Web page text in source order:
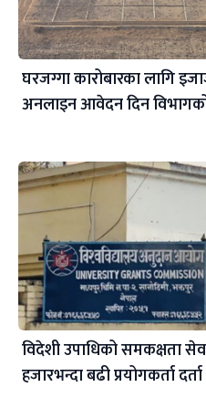
घरजग्गा कारोबारका लागि
अनलाइन आवेदन दिन
विदेशी उपाधिको समकक्षता
हजारभन्दा बढी प्रयोगकर्ता दर्ता